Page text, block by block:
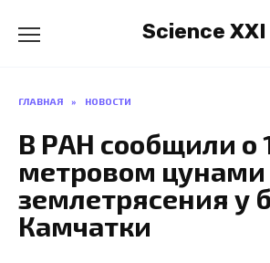
содержанию
Science XXI
ГЛАВНАЯ » НОВОСТИ
В РАН сообщили о
метровом цунами
землетрясения у
Камчатки